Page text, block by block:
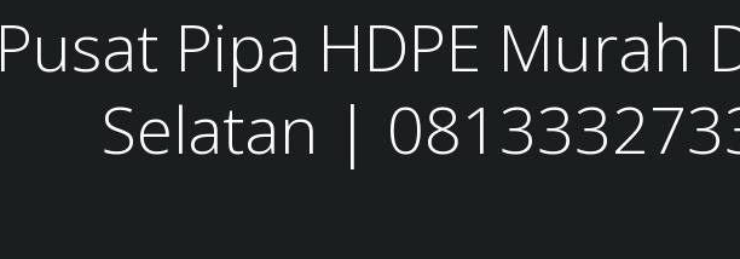
Pusat Pipa HDPE Murah
Selatan |